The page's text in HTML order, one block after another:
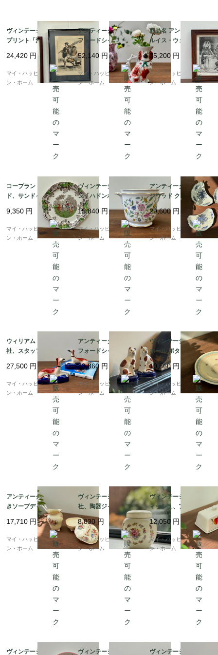
×モダンの融合。
オリジナルボックス入りで、贈り物にも最適です。
サイズ：
各グラス
直径：約4.5cm
高さ：約7.5cm
こちらの商品はイギリスから発送されます。販売価格が概ね
16,000円を超える場合、日本の税関規定によりお受け取り時
に消費税等が発生することがあります。税額はご購入金額の
約6%が目安です。（例：20,000円のご注文で約1,200円程
ヴィンテージ、額入り
プリント「漁師と犬、
モンサンミシェル・フ
ランス」｜20世紀中頃
24,420 円
マイ・ハッピー・ロンド
ン・ホーム
アンティーク、スタッ
フォードシャードッグ
ジャグ（ピッチャー）
｜1850年代頃
52,140 円
マイ・ハッピー・ロンド
ン・ホーム
商品名 アンティーク、
ルイス・ウェイン 額装
プリント “Trying It O
n”｜エドワーディアン
期頃（1900年前後）
35,200 円
マイ・ハッピー・ロンド
ン・ホーム
コープランド・スポー
ド、サンドイッチプレ
ート「バイロン・シリ
ーズ No.2」｜1937年
頃 スキッパーズ販促品
9,350 円
マイ・ハッピー・ロンド
ン・ホーム
ヴィンテージ、ミント
ン「ハドンホール」キ
ャッシュポット（プラ
ンター）｜ボーンチャ
イナ
15,840 円
マイ・ハッピー・ロンド
ン・ホーム
アンティーク、ウェッ
ジウッド クレセントプ
レート（４枚セット）
｜1916年
29,600 円
マイ・ハッピー・ロンド
ン・ホーム
ウィリアム・ケント
社、スタッフォードシ
ャー グレイハウンドの
クイルホルダー（羽ペ
ン立て）ペア｜1940〜
50年代頃
27,500 円
マイ・ハッピー・ロンド
ン・ホーム
アンティーク、スタッ
フォードシャーキャッ
トのペア｜レアな型
33,360 円
マイ・ハッピー・ロンド
ン・ホーム
ヴィンテージ、ニュー
ホール ポタリー ブレッ
ド＆バタープレート／
ケーキプレート（パタ
ーンNo.1264）｜1930
年代頃
10,560 円
マイ・ハッピー・ロンド
ン・ホーム
アンティーク、フタ付
きソープディッシュ＆
歯ブラシスタンドのセ
ット｜コールポート社
17,710 円
マイ・ハッピー・ロンド
ン・ホーム
ヴィンテージ サドラー
社、陶器ジャー（蓋付
きジャー）｜花柄
8,830 円
マイ・ハッピー・ロンド
ン・ホーム
ヴィンテージ バターデ
ィッシュ、プライス・
アンド・ケンジントン
社｜カントリーフルー
ツ柄
12,050 円
マイ・ハッピー・ロンド
ン・ホーム
ヴィンテージ深皿｜KG ヴィンテージのプラン ヴィンテージ横長のプ